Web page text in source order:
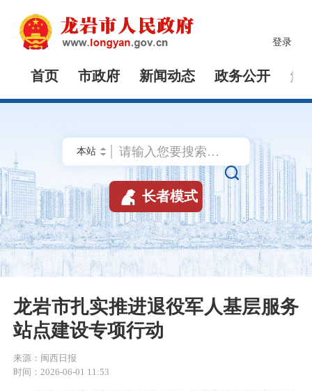
登录
首页 市政府 新闻动态 政务公开 解

 长者模式
龙岩市扎实推进退役军人基层服务
站点建设专项行动
来源：闽西日报
时间：2026-06-01 11:53